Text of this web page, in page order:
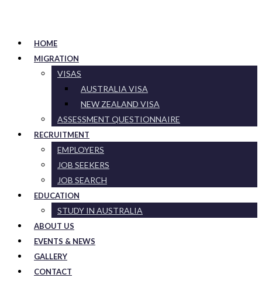
HOME
MIGRATION
VISAS
AUSTRALIA VISA
NEW ZEALAND VISA
ASSESSMENT QUESTIONNAIRE
RECRUITMENT
EMPLOYERS
JOB SEEKERS
JOB SEARCH
EDUCATION
STUDY IN AUSTRALIA
ABOUT US
EVENTS & NEWS
GALLERY
CONTACT